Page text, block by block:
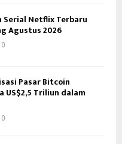
Serial Netflix Terbaru
Agustus 2026
0
Pasar Bitcoin
US$2,5 Triliun dalam
0